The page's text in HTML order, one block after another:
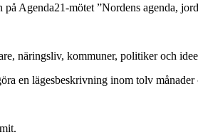
Agenda21-mötet ”Nordens agenda,
näringsliv, kommuner, politiker och
en lägesbeskrivning inom tolv